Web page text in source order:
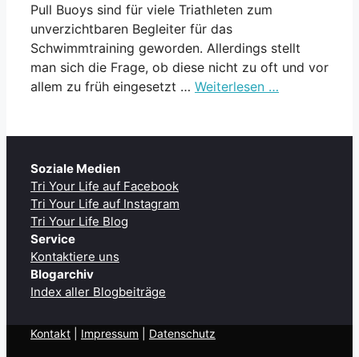
Pull Buoys sind für viele Triathleten zum
unverzichtbaren Begleiter für das
Schwimmtraining geworden. Allerdings stellt
man sich die Frage, ob diese nicht zu oft und vor
allem zu früh eingesetzt … Weiterlesen …
Soziale Medien
Tri Your Life auf Facebook
Tri Your Life auf Instagram
Tri Your Life Blog
Service
Kontaktiere uns
Blogarchiv
Index aller Blogbeiträge
Kontakt Impressum Datenschutz